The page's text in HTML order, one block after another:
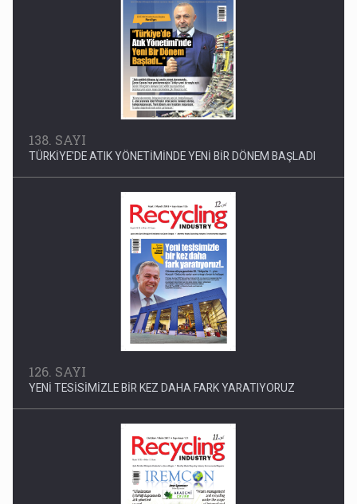
138. SAYI
TÜRKİYE'DE ATIK YÖNETİMİNDE YENİ BİR DÖNEM BAŞLADI
126. SAYI
YENİ TESİSİMİZLE BİR KEZ DAHA FARK YARATIYORUZ